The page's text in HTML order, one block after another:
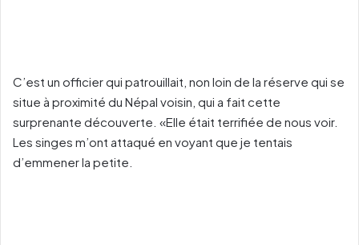
C’est un officier qui patrouillait, non loin de la réserve qui se
situe à proximité du Népal voisin, qui a fait cette
surprenante découverte. «Elle était terrifiée de nous voir.
Les singes m’ont attaqué en voyant que je tentais
d’emmener la petite.